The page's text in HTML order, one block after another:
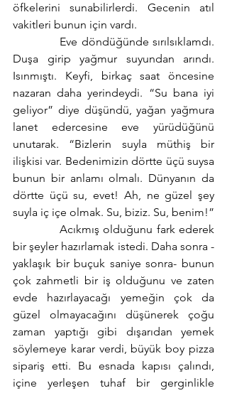
öfkelerini sunabilirlerdi. Gecenin atıl
vakitleri bunun için vardı.
Duşa girip yağmur suyundan arındı.
Isınmıştı. Keyfi, birkaç saat öncesine
nazaran daha yerindeydi. “Su bana iyi
geliyor” diye düşündü, yağan yağmura
lanet edercesine eve yürüdüğünü
unutarak. “Bizlerin suyla müthiş bir
ilişkisi var. Bedenimizin dörtte üçü suysa
bunun bir anlamı olmalı. Dünyanın da
dörtte üçü su, evet! Ah, ne güzel şey
suyla iç içe olmak. Su, biziz. Su, benim!”
bir şeyler hazırlamak istedi. Daha sonra -
yaklaşık bir buçuk saniye sonra- bunun
çok zahmetli bir iş olduğunu ve zaten
evde hazırlayacağı yemeğin çok da
güzel olmayacağını düşünerek çoğu
zaman yaptığı gibi dışarıdan yemek
söylemeye karar verdi, büyük boy pizza
sipariş etti. Bu esnada kapısı çalındı,
içine yerleşen tuhaf bir gerginlikle